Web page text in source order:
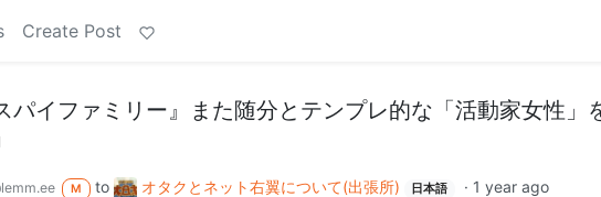
Create Post
パイファミリー』また随分とテンプレ的な「活動家女性」
M to オタクとネット右翼について(出張所) 日本語 · 1 year ago